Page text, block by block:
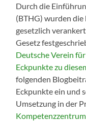
Durch die
(BTHG) wurden
gesetzlich
Gesetz
Deutsche Verein
Eckpunkte zu
folgenden
Eckpunkte ein und
Umsetzung in der